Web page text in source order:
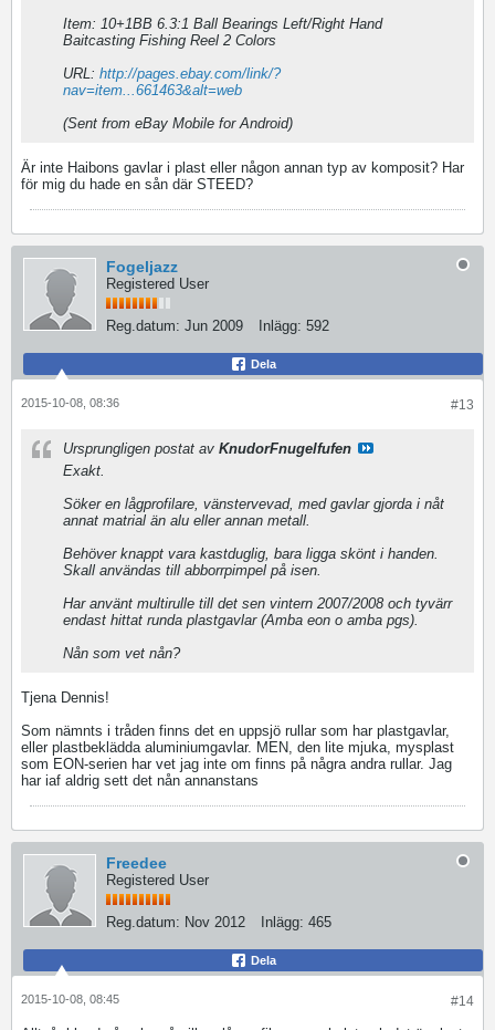
Item: 10+1BB 6.3:1 Ball Bearings Left/Right Hand
Baitcasting Fishing Reel 2 Colors
URL: http://pages.ebay.com/link/?
nav=item...661463&alt=web
(Sent from eBay Mobile for Android)
Är inte Haibons gavlar i plast eller någon annan typ av komposit? Har
för mig du hade en sån där STEED?
Fogeljazz
Registered User
Reg.datum: Jun 2009 Inlägg: 592
Dela
#13
2015-10-08, 08:36
Ursprungligen postat av KnudorFnugelfufen
Exakt.
Söker en lågprofilare, vänstervevad, med gavlar gjorda i nåt
annat matrial än alu eller annan metall.
Behöver knappt vara kastduglig, bara ligga skönt i handen.
Skall användas till abborrpimpel på isen.
Har använt multirulle till det sen vintern 2007/2008 och tyvärr
endast hittat runda plastgavlar (Amba eon o amba pgs).
Nån som vet nån?
Tjena Dennis!
Som nämnts i tråden finns det en uppsjö rullar som har plastgavlar,
eller plastbeklädda aluminiumgavlar. MEN, den lite mjuka, mysplast
som EON-serien har vet jag inte om finns på några andra rullar. Jag
har iaf aldrig sett det nån annanstans
Freedee
Registered User
Reg.datum: Nov 2012 Inlägg: 465
Dela
#14
2015-10-08, 08:45